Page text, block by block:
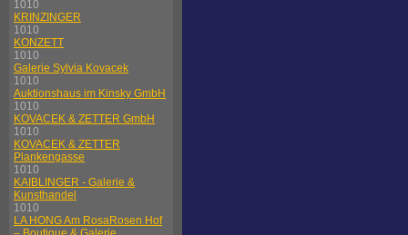
1010
KRINZINGER
1010
KONZETT
1010
Galerie Sylvia Kovacek
1010
Auktionshaus im Kinsky GmbH
1010
KOVACEK & ZETTER GmbH
1010
KOVACEK & ZETTER
Plankengasse
1010
KAIBLINGER - Galerie &
Kunsthandel
1010
LA HONG Am RosaRosen Hof